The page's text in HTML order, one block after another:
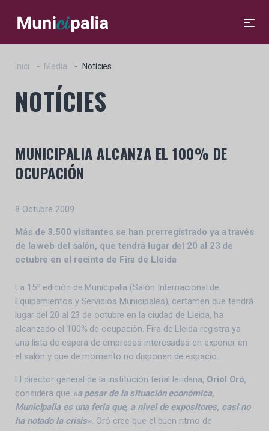
Inici Media Notícies
NOTÍCIES
MUNICIPALIA ALCANZA EL 100% DE
OCUPACIÓN
8 Octubre 2009
Más de 3.500 visitantes se han prerregistrado ya a través
de la web del salón, que tendrá lugar del 20 al 23 de
octubre en el recinto de Fira de Lleida
La 15ª edición de Municipalia (Salón Internacional de
Equipamientos y Servicios Municipales), certamen que tendrá
lugar del 20 al 23 de octubre en la ciudad de Lleida, ha
alcanzado el 100% de ocupación. Fira de Lleida registra ya
una lista de espera de empresas interesadas en exponer en
el salón y que de momento no disponen de espacio.
El director general de la institución ferial leridana, Oriol Oró,
considera que «a pesar de la situación económica,
Municipalia es una feria que, a nivel de expositores, casi no
ha notado la crisis». Oró cree que el buen ritmo de